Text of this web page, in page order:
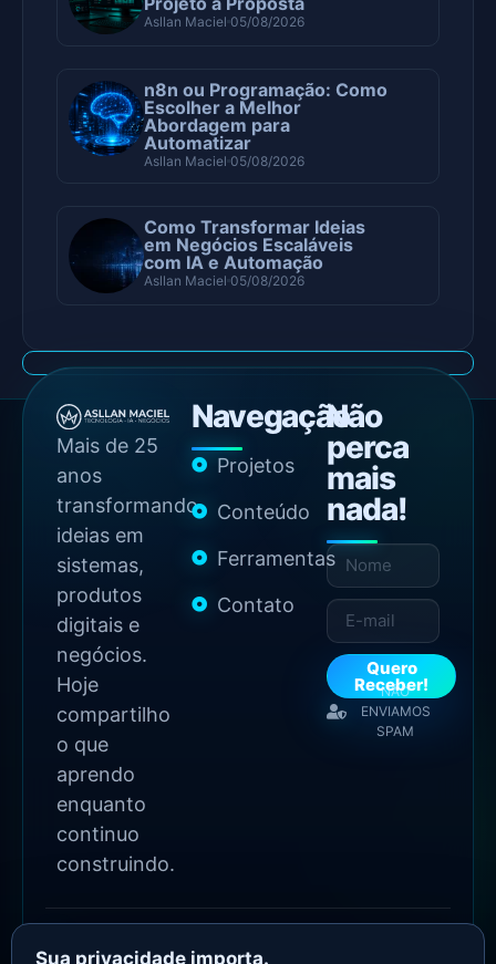
Asllan Maciel 05/08/2026
n8n ou Programação: Como
Escolher a Melhor
Abordagem para
Automatizar
Asllan Maciel 05/08/2026
Como Transformar Ideias
em Negócios Escaláveis
com IA e Automação
Asllan Maciel 05/08/2026
Mais de 25
anos
transformando
ideias em
sistemas,
produtos
digitais e
negócios.
Hoje
compartilho
o que
aprendo
enquanto
continuo
construindo.
Navegação
Projetos
Conteúdo
Ferramentas
Contato
Não
perca
mais
nada!
Quero
Receber!
NÃO
ENVIAMOS
SPAM
2026 Copyright - Todos
os direitos reservados
Sua privacidade importa.